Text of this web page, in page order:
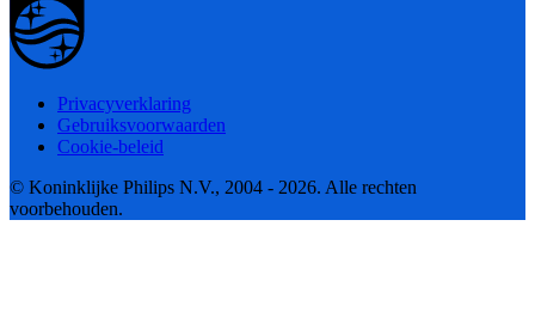
Privacyverklaring
Gebruiksvoorwaarden
Cookie-beleid
© Koninklijke Philips N.V., 2004 - 2026. Alle rechten
voorbehouden.